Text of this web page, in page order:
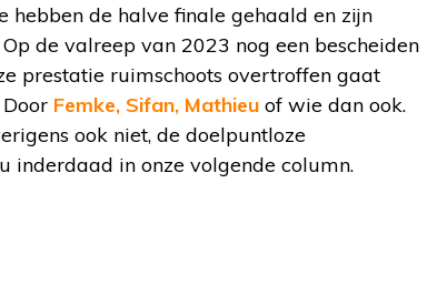
hebben de halve finale gehaald en zijn
de valreep van 2023 nog een bescheiden
prestatie ruimschoots overtroffen gaat
Femke, Sifan, Mathieu of wie dan ook.
ook niet, de doelpuntloze
in onze volgende column.